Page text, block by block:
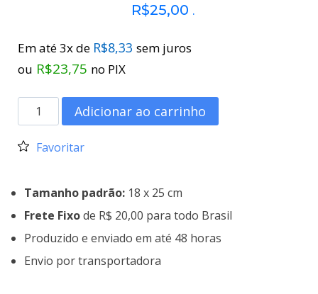
R$25,00 .
Em até 3x de R$8,33 sem juros
ou R$23,75 no PIX
Adicionar ao carrinho
Favoritar
Tamanho padrão: 18 x 25 cm
Frete Fixode R$ 20,00 para todo Brasil
Produzido e enviado em até 48 horas
Envio por transportadora